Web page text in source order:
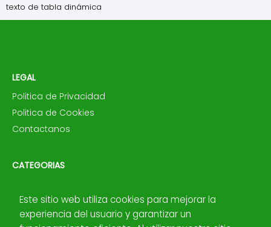
texto de tabla dinámica
LEGAL
Politica de Privacidad
Politica de Cookies
Contactanos
CATEGORIAS
⚙️ Funciones
💿 Macros
Este sitio web utiliza cookies para mejorar la
experiencia del usuario y garantizar un